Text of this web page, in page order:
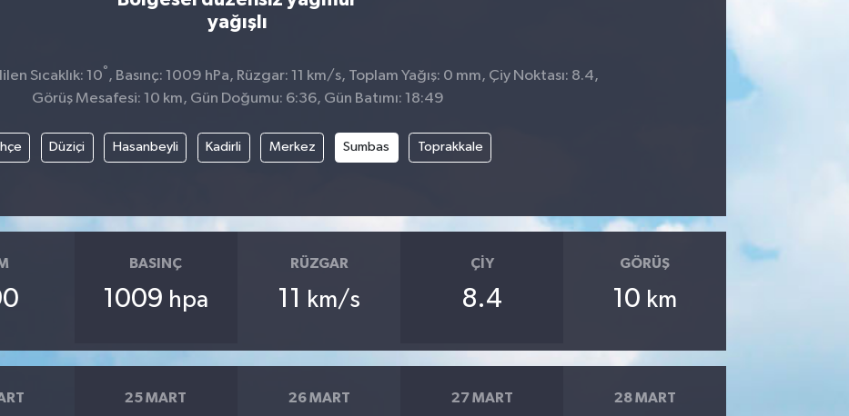
yağışlı
Sıcaklık: 10° , Basınç: 1009 hPa, Rüzgar: 11 km/s, Toplam Yağış: 0 mm, Çiy Noktası: 8.4,
Görüş Mesafesi: 10 km, Gün Doğumu: 6:36, Gün Batımı: 18:49
Düziçi Hasanbeyli Kadirli Merkez Sumbas Toprakkale
BASINÇ
1009 hpa
RÜZGAR
11 km/s
ÇIY
8.4
GÖRÜŞ
10 km
25 MART 26 MART 27 MART 28 MART